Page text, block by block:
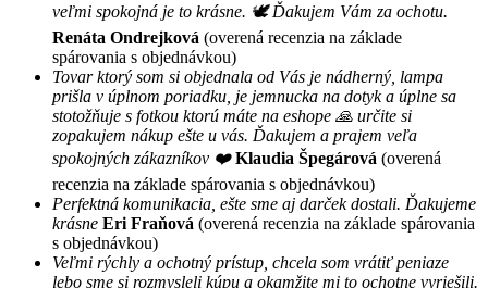
veľmi spokojná je to krásne. 🕊 Ďakujem Vám za ochotu.
Renáta Ondrejková (overená recenzia na základe
spárovania s objednávkou)
Tovar ktorý som si objednala od Vás je nádherný, lampa
prišla v úplnom poriadku, je jemnucka na dotyk a úplne sa
stotožňuje s fotkou ktorú máte na eshope 🙏 určite si
zopakujem nákup ešte u vás. Ďakujem a prajem veľa
spokojných zákazníkov ❤️ Klaudia Špegárová (overená
recenzia na základe spárovania s objednávkou)
Perfektná komunikacia, ešte sme aj darček dostali. Ďakujeme
krásne Eri Fraňová (overená recenzia na základe spárovania
s objednávkou)
Veľmi rýchly a ochotný prístup, chcela som vrátiť peniaze
lebo sme si rozmysleli kúpu a okamžite mi to ochotne vyriešili.